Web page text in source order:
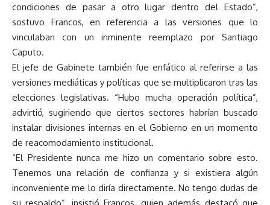
condiciones de pasar a otro lugar dentro del Estado”,
sostuvo Francos, en referencia a las versiones que lo
vinculaban con un inminente reemplazo por Santiago
Caputo.
El jefe de Gabinete también fue enfático al referirse a las
versiones mediáticas y políticas que se multiplicaron tras las
elecciones legislativas. “Hubo mucha operación política”,
advirtió, sugiriendo que ciertos sectores habrían buscado
instalar divisiones internas en el Gobierno en un momento
de reacomodamiento institucional.
“El Presidente nunca me hizo un comentario sobre esto.
Tenemos una relación de confianza y si existiera algún
inconveniente me lo diría directamente. No tengo dudas de